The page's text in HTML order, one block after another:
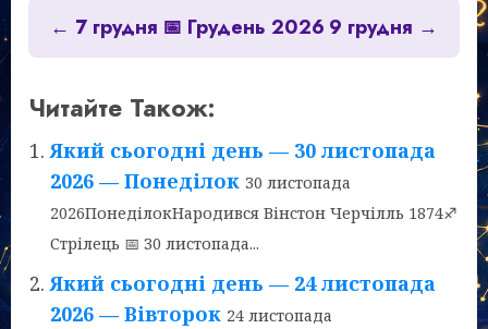
← 7 грудня 📅 Грудень 2026 9 грудня →
Читайте Також:
Який сьогодні день — 30 листопада
2026 — Понеділок 30 листопада
2026ПонеділокНародився Вінстон Черчілль 1874♐
Стрілець 📅 30 листопада...
Який сьогодні день — 24 листопада
2026 — Вівторок 24 листопада